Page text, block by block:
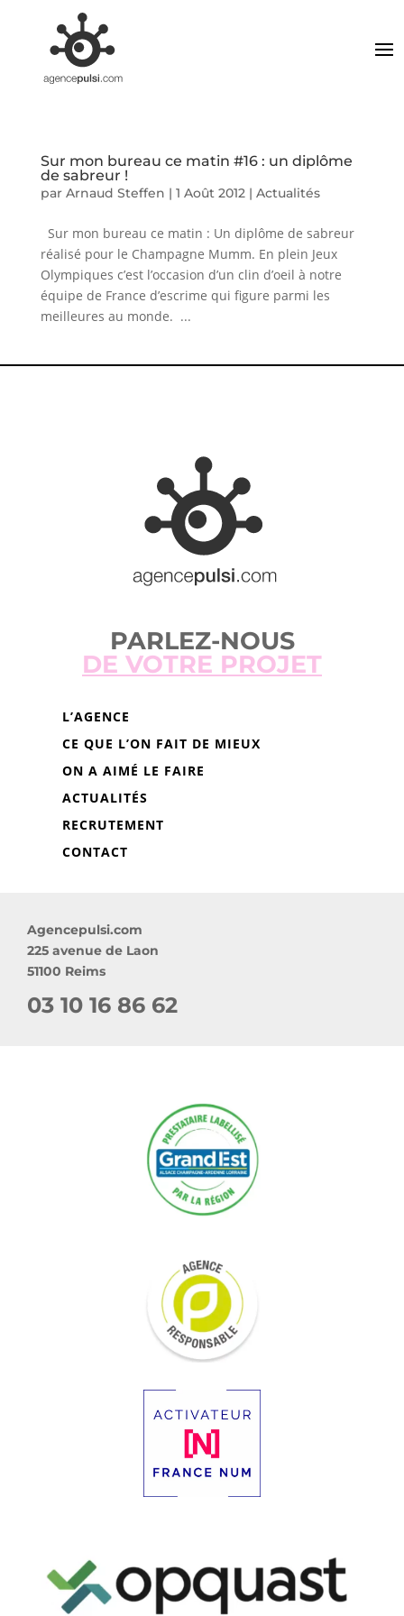
Sur mon bureau ce matin #16 : un diplôme
de sabreur !
par Arnaud Steffen | 1 Août 2012| Actualités
Sur mon bureau ce matin : Un diplôme de sabreur
réalisé pour le Champagne Mumm. En plein Jeux
Olympiques c’est l’occasion d’un clin d’oeil à notre
équipe de France d’escrime qui figure parmi les
meilleures au monde. ...
PARLEZ-NOUS
DE VOTRE PROJET
L’AGENCE
CE QUE L’ON FAIT DE MIEUX
ON A AIMÉ LE FAIRE
ACTUALITÉS
RECRUTEMENT
CONTACT
Agencepulsi.com
225 avenue de Laon
51100 Reims
03 10 16 86 62